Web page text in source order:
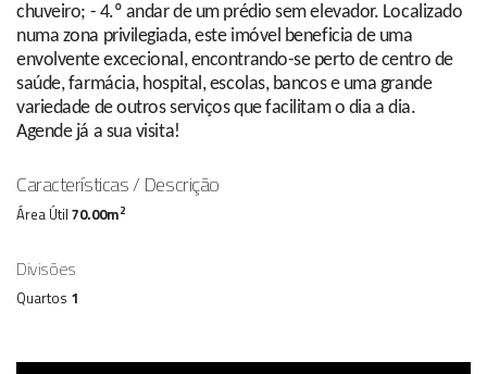
chuveiro; - 4.º andar de um prédio sem elevador. Localizado
numa zona privilegiada, este imóvel beneficia de uma
envolvente excecional, encontrando-se perto de centro de
saúde, farmácia, hospital, escolas, bancos e uma grande
variedade de outros serviços que facilitam o dia a dia.
Agende já a sua visita!
Características / Descrição
Área Útil 70.00m2
Divisões
Quartos 1